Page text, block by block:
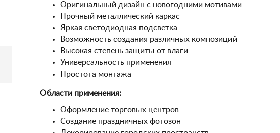
Оригинальный дизайн с новогодними мотивами
Прочный металлический каркас
Яркая светодиодная подсветка
Возможность создания различных композиций
Высокая степень защиты от влаги
Универсальность применения
Простота монтажа
Области применения:
Оформление торговых центров
Создание праздничных фотозон